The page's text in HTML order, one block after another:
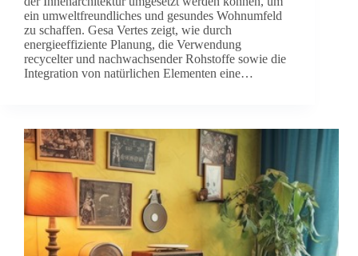
ein umweltfreundliches und gesundes Wohnumfeld
zu schaffen. Gesa Vertes zeigt, wie durch
energieeffiziente Planung, die Verwendung
recycelter und nachwachsender Rohstoffe sowie die
Integration von natürlichen Elementen eine…